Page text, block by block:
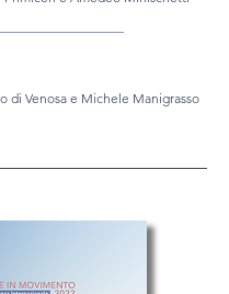
di Venosa e Michele Manigrasso